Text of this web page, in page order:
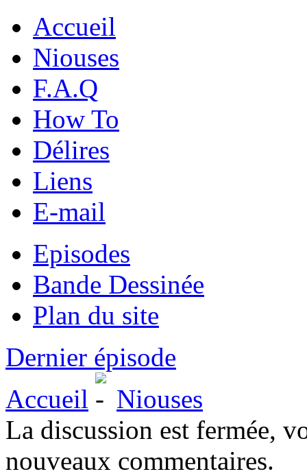
Accueil
Niouses
F.A.Q
How To
Délires
Liens
E-mail
Episodes
Bande Dessinée
Plan du site
Dernier épisode
Accueil
Niouses
La discussion est fermée,
nouveaux commentaires.